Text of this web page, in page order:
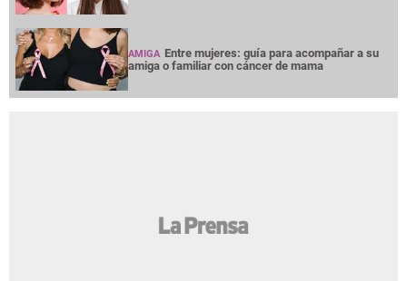
AMIGA Entre mujeres: guía para acompañar a su
amiga o familiar con cáncer de mama